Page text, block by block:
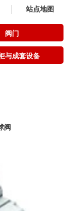
站点地图
阀门
与成套设备
阀